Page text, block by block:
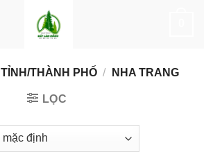
TỈNH/THÀNH PHỐ / NHA TRANG
LỌC